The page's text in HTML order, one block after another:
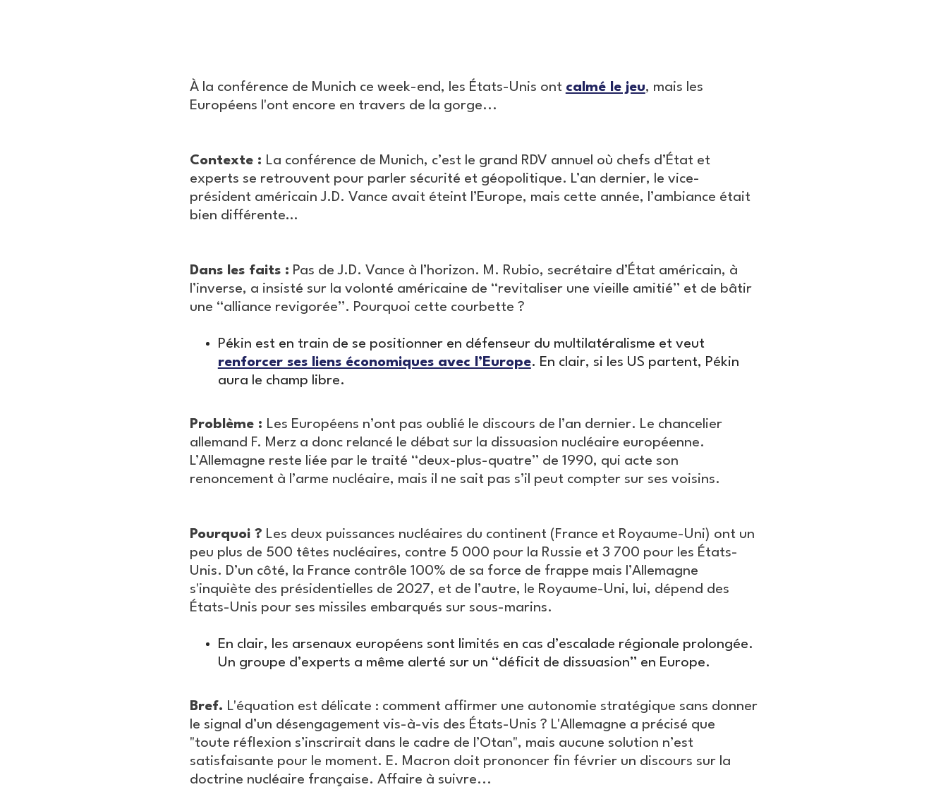
À la conférence de Munich ce week-end, les États-Unis ont calmé le jeu, mais les
Européens l'ont encore en travers de la gorge...
Contexte : La conférence de Munich, c’est le grand RDV annuel où chefs d’État et
experts se retrouvent pour parler sécurité et géopolitique. L’an dernier, le vice-
président américain J.D. Vance avait éteint l’Europe, mais cette année, l’ambiance était
bien différente…
Dans les faits : Pas de J.D. Vance à l’horizon. M. Rubio, secrétaire d’État américain, à
l’inverse, a insisté sur la volonté américaine de “revitaliser une vieille amitié” et de bâtir
une “alliance revigorée”. Pourquoi cette courbette ?
Pékin est en train de se positionner en défenseur du multilatéralisme et veut
renforcer ses liens économiques avec l’Europe. En clair, si les US partent, Pékin
aura le champ libre.
Problème : Les Européens n’ont pas oublié le discours de l’an dernier. Le chancelier
allemand F. Merz a donc relancé le débat sur la dissuasion nucléaire européenne.
L’Allemagne reste liée par le traité “deux-plus-quatre” de 1990, qui acte son
renoncement à l’arme nucléaire, mais il ne sait pas s’il peut compter sur ses voisins.
Pourquoi ? Les deux puissances nucléaires du continent (France et Royaume-Uni) ont un
peu plus de 500 têtes nucléaires, contre 5 000 pour la Russie et 3 700 pour les États-
Unis. D’un côté, la France contrôle 100% de sa force de frappe mais l’Allemagne
s'inquiète des présidentielles de 2027, et de l’autre, le Royaume-Uni, lui, dépend des
États-Unis pour ses missiles embarqués sur sous-marins.
En clair, les arsenaux européens sont limités en cas d’escalade régionale prolongée.
Un groupe d’experts a même alerté sur un “déficit de dissuasion” en Europe.
Bref. L'équation est délicate : comment affirmer une autonomie stratégique sans donner
le signal d’un désengagement vis-à-vis des États-Unis ? L'Allemagne a précisé que
"toute réflexion s’inscrirait dans le cadre de l’Otan", mais aucune solution n’est
satisfaisante pour le moment. E. Macron doit prononcer fin février un discours sur la
doctrine nucléaire française. Affaire à suivre...